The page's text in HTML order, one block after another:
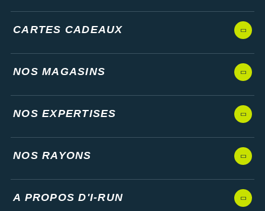
CARTES CADEAUX
NOS MAGASINS
NOS EXPERTISES
NOS RAYONS
A PROPOS D'I-RUN